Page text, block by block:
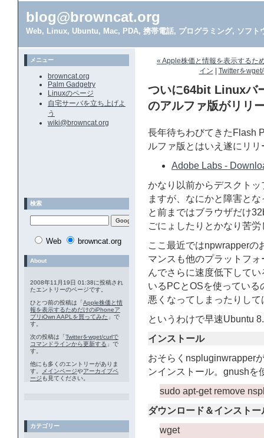
blog@browncat.org
Web, Linux, Ubuntu, Mac, PDA, 携帯電話, プログラミング, ソフト
« Apple株価と情報を表示するた
イン
Twitterを
ついに64bit Linuxバ
のアルファ版がリリ
長年待ちわびてきたFlash
ルファ版とはいえ遂にリ
Adobe Labs -
かなり以前からデスクト
ますが、なにかと障害と
と前まではブラウザだけ
ごにょしたりとかなり苦
ここ最近ではnpwrapperの
マンスも他のプラットフ
んでさらに速度低下して
いるPCとOSを使ってい
悪くなってしまったりし
というわけで早速Ubuntu
インストール
おそらくnspluginwrapper
ンインストール。gnushを
sudo apt-get remove
ダウンロード＆インストー
wget
メニュー
browncat.org
Palm Gadgetry
Linuxのページ
自宅サーバを立ち上げよ
う
wiki@browncat.org
検索
Web browncat.org
About
2008年11月19日 01:38に投稿され
たエントリーのページです。
ひとつ前の投稿は「Apple株価と情
報を表示するためだけのiPhoneア
プリiOwn AAPLを買ってみた 」で
す。
次の投稿は「Twitterをwget/curlで
コマンドラインから更新する 」で
す。
他にも多くのエントリーがありま
す。
メインページやアーカイブペ
ージ も見てください。
カテゴリー